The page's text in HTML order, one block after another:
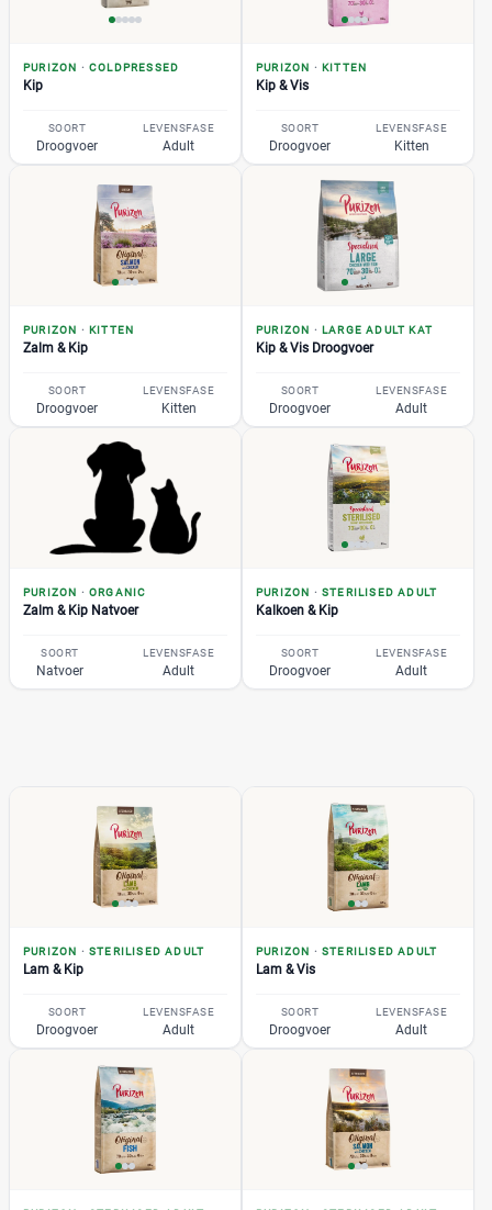
PURIZON ·COLDPRESSED
Kip
SOORT
Droogvoer
LEVENSFASE
Adult
PURIZON ·KITTEN
Kip & Vis
SOORT
Droogvoer
LEVENSFASE
Kitten
PURIZON ·KITTEN
Zalm & Kip
SOORT
Droogvoer
LEVENSFASE
Kitten
PURIZON ·LARGE ADULT KAT
Kip & Vis Droogvoer
SOORT
Droogvoer
LEVENSFASE
Adult
PURIZON ·ORGANIC
Zalm & Kip Natvoer
SOORT
Natvoer
LEVENSFASE
Adult
PURIZON ·STERILISED ADULT
Kalkoen & Kip
SOORT
Droogvoer
LEVENSFASE
Adult
PURIZON ·STERILISED ADULT
Lam & Kip
SOORT
Droogvoer
LEVENSFASE
Adult
PURIZON ·STERILISED ADULT
Lam & Vis
SOORT
Droogvoer
LEVENSFASE
Adult